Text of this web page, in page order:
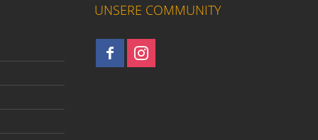
UNSERE COMMUNITY